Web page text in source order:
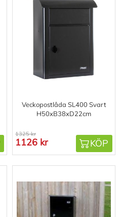
Veckopostlåda SL400 Svart
H50xB38xD22cm
1325 kr
1126 kr KÖP